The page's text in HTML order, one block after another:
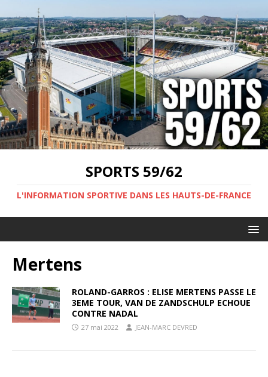
SPORTS 59/62
L'INFORMATION SPORTIVE DANS LES HAUTS-DE-FRANCE
Mertens
ROLAND-GARROS : ELISE MERTENS PASSE LE
3EME TOUR, VAN DE ZANDSCHULP ECHOUE
CONTRE NADAL
27 mai 2022 JEAN-MARC DEVRED